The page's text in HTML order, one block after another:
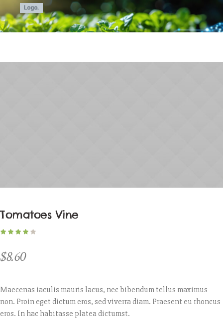
Tomatoes Vine
$8.60
Maecenas iaculis mauris lacus, nec bibendum tellus maximus
non. Proin eget dictum eros, sed viverra diam. Praesent eu rhoncus
eros. In hac habitasse platea dictumst.